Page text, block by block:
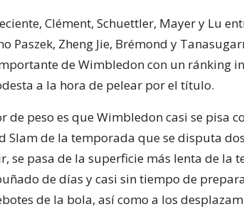
Clément, Schuettler, Mayer y Lu
Paszek, Zheng Jie, Brémond y
de Wimbledon con un ránking
a la hora de pelear por el título.
de peso es que Wimbledon casi se pisa
Slam de la temporada que se disputa
se pasa de la superficie más lenta de la
de días y casi sin tiempo de
de la bola, así como a los